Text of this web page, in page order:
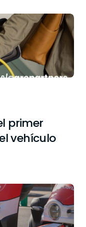
primer
vehículo